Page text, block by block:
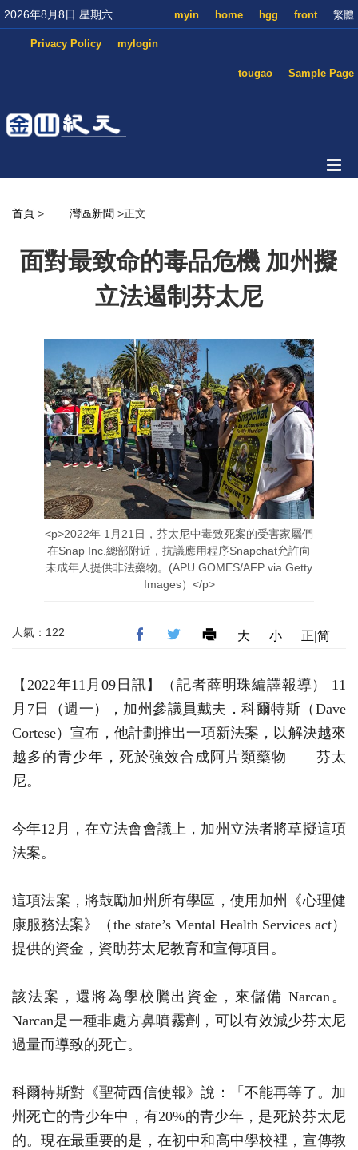
2026年8月8日 星期六 繁體
front
hgg
home
myin
mylogin
Privacy Policy
Sample Page
tougao
首頁 > 灣區新聞 >正文
面對最致命的毒品危機 加州擬
立法遏制芬太尼
<p>2022年 1月21日，芬太尼中毒致死案的受害家屬們
在Snap Inc.總部附近，抗議應用程序Snapchat允許向
未成年人提供非法藥物。(APU GOMES/AFP via Getty
Images）</p>
人氣：122 大 小 正|简
【2022年11月09日訊】（記者薛明珠編譯報導） 11
月7日（週一），加州參議員戴夫．科爾特斯（Dave
Cortese）宣布，他計劃推出一項新法案，以解決越來
越多的青少年，死於強效合成阿片類藥物——芬太
尼。
今年12月，在立法會會議上，加州立法者將草擬這項
法案。
這項法案，將鼓勵加州所有學區，使用加州《心理健
康服務法案》（the state’s Mental Health Services act）
提供的資金，資助芬太尼教育和宣傳項目。
該法案，還將為學校騰出資金，來儲備 Narcan。
Narcan是一種非處方鼻噴霧劑，可以有效減少芬太尼
過量而導致的死亡。
科爾特斯對《聖荷西信使報》說：「不能再等了。加
州死亡的青少年中，有20%的青少年，是死於芬太尼
的。現在最重要的是，在初中和高中學校裡，宣傳教